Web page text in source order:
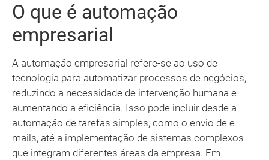
O que é automação
empresarial
A automação empresarial refere-se ao uso de
tecnologia para automatizar processos de negócios,
reduzindo a necessidade de intervenção humana e
aumentando a eficiência. Isso pode incluir desde a
automação de tarefas simples, como o envio de e-
mails, até a implementação de sistemas complexos
que integram diferentes áreas da empresa. Em